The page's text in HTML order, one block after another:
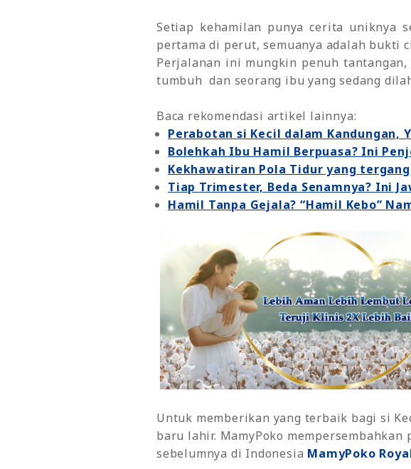
Setiap kehamilan punya cerita uniknya
pertama di perut, semuanya adalah bukti
Perjalanan ini mungkin penuh
tumbuh dan seorang ibu yang sedang
Baca rekomendasi artikel lainnya:
Perabotan si Kecil dalam Kandungan,
Bolehkah Ibu Hamil Berpuasa? Ini
Kekhawatiran Pola Tidur yang
Tiap Trimester, Beda Senamnya? Ini
Hamil Tanpa Gejala? “Hamil Kebo”
Untuk memberikan yang terbaik bagi si
baru lahir. MamyPoko
sebelumnya di Indonesia MamyPoko